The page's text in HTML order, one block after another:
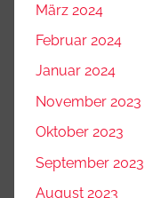
März 2024
Februar 2024
Januar 2024
November 2023
Oktober 2023
September 2023
August 2023